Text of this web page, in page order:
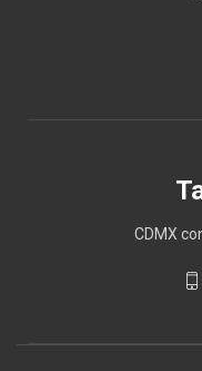
CDMX